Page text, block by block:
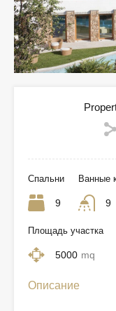
Спальни
9
Ванные
9
Площадь участка
5000 mq
Описание